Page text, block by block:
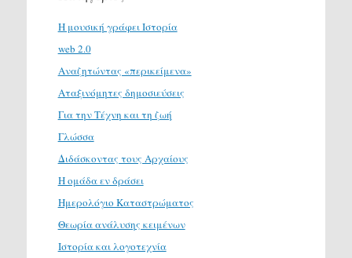
H μουσική γράφει Ιστορία
web 2.0
Αναζητώντας «περικείμενα»
Αταξινόμητες δημοσιεύσεις
Για την Τέχνη και τη ζωή
Γλώσσα
Διδάσκοντας τους Αρχαίους
Η ομάδα εν δράσει
Ημερολόγιο Καταστρώματος
Θεωρία ανάλυσης κειμένων
Ιστορία και λογοτεχνία